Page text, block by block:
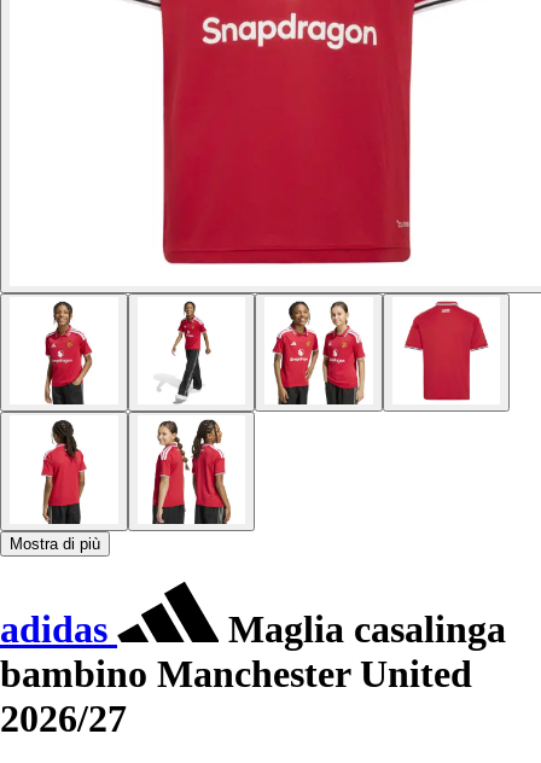
Mostra di più
adidas
Maglia casalinga
bambino Manchester United
2026/27